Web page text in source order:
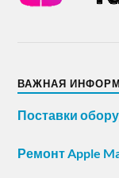
ВАЖНАЯ
Поставки
Ремонт Apple